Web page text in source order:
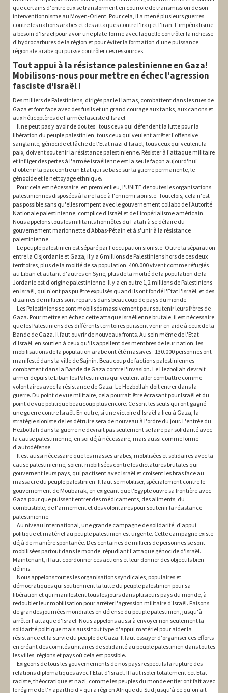
que certains d'entre eux se transforment en courroie de transmission de son
interventionnisme au Moyen-Orient. Pour cela, il a mené plusieurs guerres
contre les nations arabes et des attaques contre l'Iraq et l'Iran. L'impérialisme
a besoin d'Israël pour avoir une plate-forme avec laquelle contrôler la richesse
d'hydrocarbures de la région et pour éviter la formation d'une puissance
régionale arabe qui puisse contrôler ces ressources.
Tout appui à la résistance palestinienne en Gaza!
Mobilisons-nous pour mettre en échec l'agression
fasciste d'Israël !
Des milliers de Palestiniens, dirigés par le Hamas, combattent dans les rues de
Gaza et font face avec des fusils et un grand courage aux tanks, aux canons et
aux hélicoptères de l'armée fasciste d'Israël.
Il ne peut pas y avoir de doutes : tous ceux qui défendent la lutte pour la
libération du peuple palestinien, tous ceux qui veulent arrêter l'offensive
sanglante, génocide et lâche de l'Etat nazi d'Israël, tous ceux qui veulent la
paix, doivent soutenir la résistance palestinienne. Résister à l'attaque militaire
et infliger des pertes à l'armée israélienne est la seule façon aujourd'hui
d'obtenir la paix contre un Etat qui se base sur la guerre permanente, le
génocide et le nettoyage ethnique.
Pour cela est nécessaire, en premier lieu, l'UNITE de toutes les organisations
palestiniennes disposées à faire face à l'ennemi sioniste. Toutefois, cela n'est
pas possible sans qu'elles rompent avec le gouvernement collabo de l'Autorité
Nationale palestinienne, complice d'Israël et de l'impérialisme américain.
Nous appelons tous les militants honnêtes du Fatah à se défaire du
gouvernement marionnette d'Abbas-Pétain et à s'unir à la résistance
palestinienne.
Le peuple palestinien est séparé par l'occupation sioniste. Outre la séparation
entre la Cisjordanie et Gaza, il y a 6 millions de Palestiniens hors de ces deux
territoires, plus de la moitié de sa population. 400.000 vivent comme réfugiés
au Liban et autant d'autres en Syrie, plus de la moitié de la population de la
Jordanie est d'origine palestinienne. Il y a en outre 1,2 millions de Palestiniens
en Israël, qui n'ont pas pu être expulsés quand ils ont fondé l'Etat l'Israël, et des
dizaines de milliers sont repartis dans beaucoup de pays du monde.
Les Palestiniens se sont mobilisés massivement pour soutenir leurs frères de
Gaza. Pour mettre en échec cette attaque israélienne brutale, il est nécessaire
que les Palestiniens des différents territoires puissent venir en aide à ceux de la
Bande de Gaza. Il faut ouvrir de nouveaux fronts. Au sein même de l'Etat
d'Israël, en soutien à ceux qu'ils appellent des membres de leur nation, les
mobilisations de la population arabe ont été massives : 130.000 personnes ont
manifesté dans la ville de Sajnin. Beaucoup de factions palestiniennes
combattent dans la Bande de Gaza contre l'invasion. Le Hezbollah devrait
armer depuis le Liban les Palestiniens qui veulent aller combattre comme
volontaires avec la résistance de Gaza. Le Hezbollah doit entrer dans la
guerre. Du point de vue militaire, cela pourrait être écrasant pour Israël et du
point de vue politique beaucoup plus encore. Ce sont les seuls qui ont gagné
une guerre contre Israël. En outre, si une victoire d'Israël a lieu à Gaza, la
stratégie sioniste de les détruire sera de nouveau à l'ordre du jour. L'entrée du
Hezbollah dans la guerre ne devrait pas seulement se faire par solidarité avec
la cause palestinienne, en soi déjà nécessaire, mais aussi comme forme
d'autodéfense.
Il est aussi nécessaire que les masses arabes, mobilisées et solidaires avec la
cause palestinienne, soient mobilisées contre les dictatures brutales qui
gouvernent leurs pays, qui pactisent avec Israël et croisent les bras face au
massacre du peuple palestinien. Il faut se mobiliser, spécialement contre le
gouvernement de Moubarak, en exigeant que l'Egypte ouvre sa frontière avec
Gaza pour que puissent entrer des médicaments, des aliments, du
combustible, de l'armement et des volontaires pour soutenir la résistance
palestinienne.
Au niveau international, une grande campagne de solidarité, d'appui
politique et matériel au peuple palestinien est urgente. Cette campagne existe
déjà de manière spontanée. Des centaines de milliers de personnes se sont
mobilisées partout dans le monde, répudiant l'attaque génocide d'Israël.
Maintenant, il faut coordonner ces actions et leur donner des objectifs bien
définis.
Nous appelons toutes les organisations syndicales, populaires et
démocratiques qui soutiennent la lutte du peuple palestinien pour sa
libération et qui manifestent tous les jours dans plusieurs pays du monde, à
redoubler leur mobilisation pour arrêter l'agression militaire d'Israël. Faisons
de grandes journées mondiales en défense du peuple palestinien, jusqu'à
arrêter l'attaque d'Israël. Nous appelons aussi à envoyer non seulement la
solidarité politique mais aussi tout type d'appui matériel pour aider la
résistance et la survie du peuple de Gaza. Il faut essayer d'organiser ces efforts
en créant des comités unitaires de solidarité au peuple palestinien dans toutes
les villes, régions et pays où cela est possible.
Exigeons de tous les gouvernements de nos pays respectifs la rupture des
relations diplomatiques avec l'Etat d'Israël. Il faut isoler totalement cet Etat
raciste, théocratique et nazi, comme les peuples du monde entier ont fait avec
le régime de l'« apartheid » qui a régi en Afrique du Sud jusqu'à ce qu'on ait